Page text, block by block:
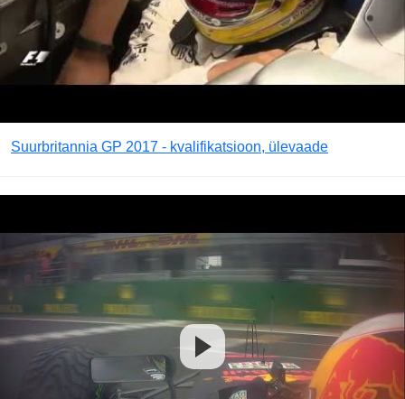
Suurbritannia GP 2017 - kvalifikatsioon, ülevaade